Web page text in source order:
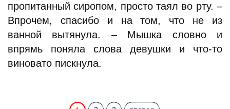
пропитанный сиропом, просто таял во рту. –
Впрочем, спасибо и на том, что не из
ванной вытянула. – Мышка словно и
впрямь поняла слова девушки и что-то
виновато пискнула.